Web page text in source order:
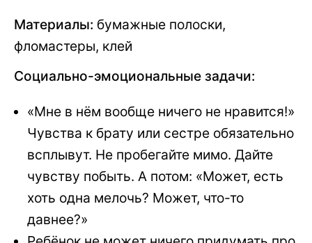
Материалы: бумажные полоски,
фломастеры, клей
Социально-эмоциональные задачи:
«Мне в нём вообще ничего не нравится!»
Чувства к брату или сестре обязательно
всплывут. Не пробегайте мимо. Дайте
чувству побыть. А потом: «Может, есть
хоть одна мелочь? Может, что-то
давнее?»